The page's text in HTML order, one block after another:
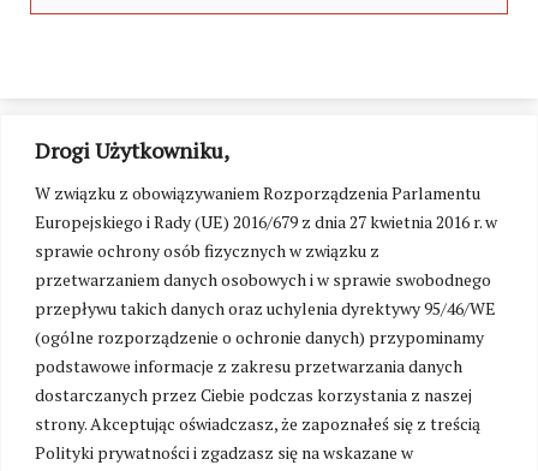
Drogi Użytkowniku,
W związku z obowiązywaniem Rozporządzenia Parlamentu
Europejskiego i Rady (UE) 2016/679 z dnia 27 kwietnia 2016 r. w
sprawie ochrony osób fizycznych w związku z
przetwarzaniem danych osobowych i w sprawie swobodnego
przepływu takich danych oraz uchylenia dyrektywy 95/46/WE
(ogólne rozporządzenie o ochronie danych) przypominamy
podstawowe informacje z zakresu przetwarzania danych
dostarczanych przez Ciebie podczas korzystania z naszej
strony. Akceptując oświadczasz, że zapoznałeś się z treścią
Polityki prywatności i zgadzasz się na wskazane w